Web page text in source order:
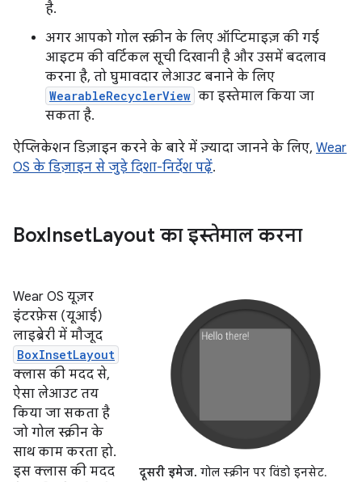
है.
अगर आपको गोल स्क्रीन के लिए ऑप्टिमाइज़ की गई
आइटम की वर्टिकल सूची दिखानी है और उसमें बदलाव
करना है, तो घुमावदार लेआउट बनाने के लिए
WearableRecyclerView का इस्तेमाल किया जा
सकता है.
ऐप्लिकेशन डिज़ाइन करने के बारे में ज़्यादा जानने के लिए, Wear
OS के डिज़ाइन से जुड़े दिशा-निर्देश पढ़ें.
BoxInsetLayout का इस्तेमाल करना
दूसरी इमेज. गोल स्क्रीन पर विंडो इनसेट.
Wear OS यूज़र
इंटरफ़ेस (यूआई)
लाइब्रेरी में मौजूद
BoxInsetLayout
क्लास की मदद से,
ऐसा लेआउट तय
किया जा सकता है
जो गोल स्क्रीन के
साथ काम करता हो.
इस क्लास की मदद